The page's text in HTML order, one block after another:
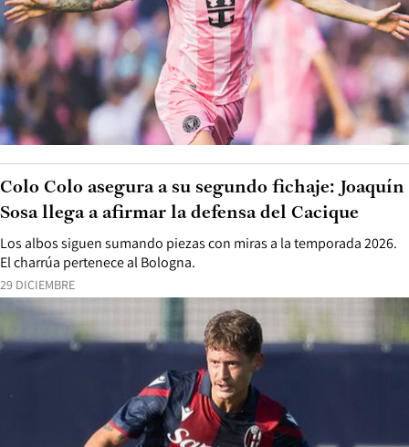
29 DICIEMBRE
Los albos siguen sumando piezas con miras a la temporada 2026.
El charrúa pertenece al Bologna.
Colo Colo asegura a su segundo fichaje: Joaquín
Sosa llega a afirmar la defensa del Cacique